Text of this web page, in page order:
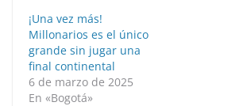
¡Una vez más!
Millonarios es el único
grande sin jugar una
final continental
6 de marzo de 2025
En «Bogotá»